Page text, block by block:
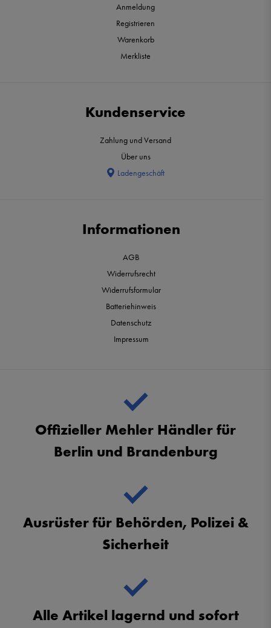
Anmeldung
Registrieren
Warenkorb
Merkliste
Kundenservice
Zahlung und Versand
Über uns
Ladengeschäft
Informationen
AGB
Widerrufsrecht
Widerrufsformular
Batteriehinweis
Datenschutz
Impressum
Offizieller Mehler Händler für
Berlin und Brandenburg
Ausrüster für Behörden, Polizei &
Sicherheit
Alle Artikel lagernd und sofort